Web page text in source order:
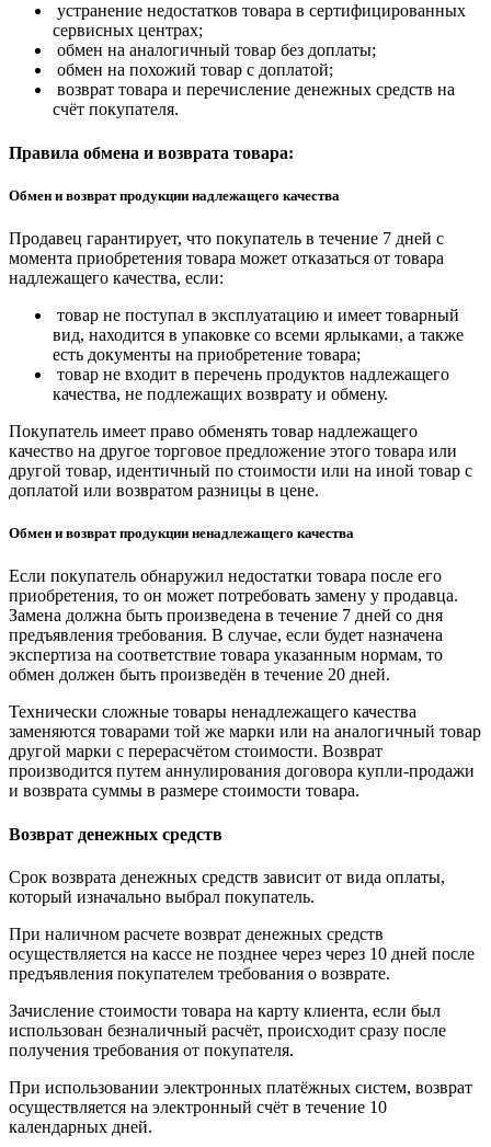
устранение недостатков товара в сертифицированных
сервисных центрах;
обмен на аналогичный товар без доплаты;
обмен на похожий товар с доплатой;
возврат товара и перечисление денежных средств на
счёт покупателя.
Правила обмена и возврата товара:
Обмен и возврат продукции надлежащего качества
Продавец гарантирует, что покупатель в течение 7 дней с
момента приобретения товара может отказаться от товара
надлежащего качества, если:
товар не поступал в эксплуатацию и имеет товарный
вид, находится в упаковке со всеми ярлыками, а также
есть документы на приобретение товара;
товар не входит в перечень продуктов надлежащего
качества, не подлежащих возврату и обмену.
Покупатель имеет право обменять товар надлежащего
качество на другое торговое предложение этого товара или
другой товар, идентичный по стоимости или на иной товар с
доплатой или возвратом разницы в цене.
Обмен и возврат продукции ненадлежащего качества
Если покупатель обнаружил недостатки товара после его
приобретения, то он может потребовать замену у продавца.
Замена должна быть произведена в течение 7 дней со дня
предъявления требования. В случае, если будет назначена
экспертиза на соответствие товара указанным нормам, то
обмен должен быть произведён в течение 20 дней.
Технически сложные товары ненадлежащего качества
заменяются товарами той же марки или на аналогичный товар
другой марки с перерасчётом стоимости. Возврат
производится путем аннулирования договора купли-продажи
и возврата суммы в размере стоимости товара.
Возврат денежных средств
Срок возврата денежных средств зависит от вида оплаты,
который изначально выбрал покупатель.
При наличном расчете возврат денежных средств
осуществляется на кассе не позднее через через 10 дней после
предъявления покупателем требования о возврате.
Зачисление стоимости товара на карту клиента, если был
использован безналичный расчёт, происходит сразу после
получения требования от покупателя.
При использовании электронных платёжных систем, возврат
осуществляется на электронный счёт в течение 10
календарных дней.